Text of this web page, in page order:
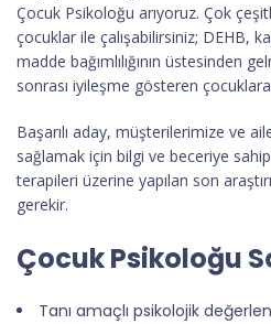
Çocuk Psikoloğu arıyoruz. Çok
çocuklar ile çalışabilirsiniz; DEHB,
madde bağımlılığının üstesinden
sonrası iyileşme gösteren
Başarılı aday, müşterilerimize ve
sağlamak için bilgi ve beceriye
terapileri üzerine yapılan son
gerekir.
Çocuk Psikoloğu
Tanı amaçlı psikolojik